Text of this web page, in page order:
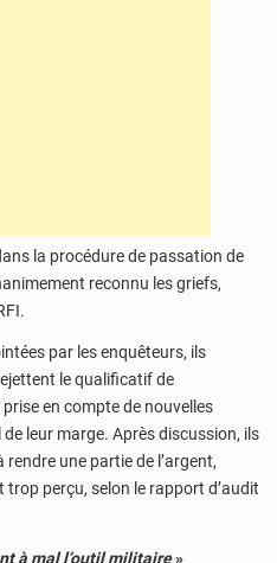
la procédure de passation de
reconnu les griefs,
par les enquêteurs, ils
le qualificatif de
en compte de nouvelles
leur marge. Après discussion, ils
une partie de l’argent,
trop perçu, selon le rapport d’audit
à mal l’outil militaire»